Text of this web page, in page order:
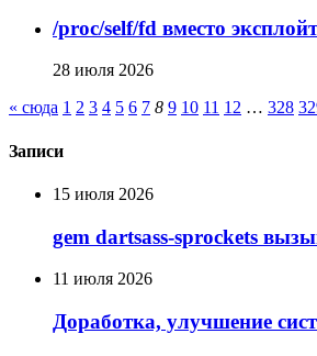
/proc/self/fd вместо
28 июля 2026
« сюда 1 2 3 4 5 6 7 8 9 10 11 12 … 328
Записи
15 июля 2026
gem dartsass-sprockets
11 июля 2026
Доработка, улучшение